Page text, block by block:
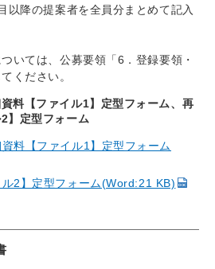
以降の提案者を全員分まとめて記入
いては、公募要領「6．登録要領・
ください。
料【ファイル1】定型フォーム、再
】定型フォーム
料【ファイル1】定型フォーム
2】定型フォーム(Word:21 KB)